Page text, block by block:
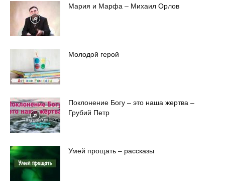
Мария и Марфа – Михаил Орлов
Молодой герой
Поклонение Богу – это наша жертва –
Грубий Петр
Умей прощать – рассказы